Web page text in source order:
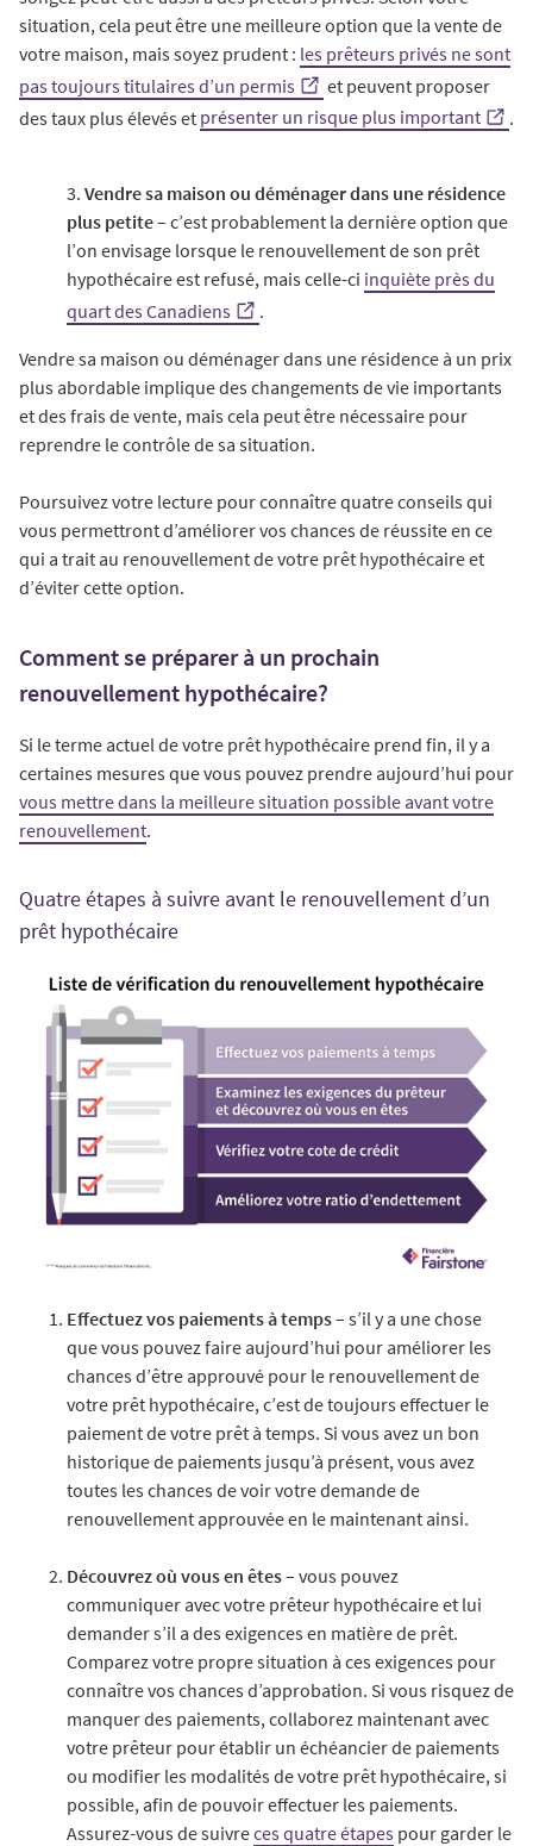
situation, cela peut être une meilleure option que la vente de
votre maison, mais soyez prudent : les prêteurs privés ne sont
pas toujours titulaires d’un permis
et peuvent proposer
des taux plus élevés et présenter un risque plus important .
3. Vendre sa maison ou déménager dans une résidence
plus petite– c’est probablement la dernière option que
l’on envisage lorsque le renouvellement de son prêt
hypothécaire est refusé, mais celle-ci inquiète près du
quart des Canadiens
.
Vendre sa maison ou déménager dans une résidence à un prix
plus abordable implique des changements de vie importants
et des frais de vente, mais cela peut être nécessaire pour
reprendre le contrôle de sa situation.
Poursuivez votre lecture pour connaître quatre conseils qui
vous permettront d’améliorer vos chances de réussite en ce
qui a trait au renouvellement de votre prêt hypothécaire et
d’éviter cette option.
Comment se préparer à un prochain
renouvellement hypothécaire?
Si le terme actuel de votre prêt hypothécaire prend fin, il y a
certaines mesures que vous pouvez prendre aujourd’hui pour
vous mettre dans la meilleure situation possible avant votre
renouvellement.
Quatre étapes à suivre avant le renouvellement d’un
prêt hypothécaire
Effectuez vos paiements à temps– s’il y a une chose
que vous pouvez faire aujourd’hui pour améliorer les
chances d’être approuvé pour le renouvellement de
votre prêt hypothécaire, c’est de toujours effectuer le
paiement de votre prêt à temps. Si vous avez un bon
historique de paiements jusqu’à présent, vous avez
toutes les chances de voir votre demande de
renouvellement approuvée en le maintenant ainsi.
Découvrez où vous en êtes– vous pouvez
communiquer avec votre prêteur hypothécaire et lui
demander s’il a des exigences en matière de prêt.
Comparez votre propre situation à ces exigences pour
connaître vos chances d’approbation. Si vous risquez de
manquer des paiements, collaborez maintenant avec
votre prêteur pour établir un échéancier de paiements
ou modifier les modalités de votre prêt hypothécaire, si
possible, afin de pouvoir effectuer les paiements.
Assurez-vous de suivreces quatre étapes pour garder le